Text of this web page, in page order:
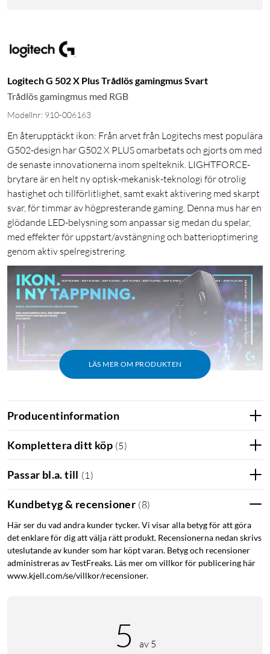
Logitech G 502 X Plus Trådlös gamingmus Svart
Trådlös gamingmus med RGB
Modellnr: 910-006163
En återupptäckt ikon: Från arvet från Logitechs mest populära
G502-design har G502 X PLUS omarbetats och gjorts om med
de senaste innovationerna inom spelteknik. LIGHTFORCE-
brytare är en helt ny optisk-mekanisk-teknologi för otrolig
hastighet och tillförlitlighet, samt exakt aktivering med skarpt
svar, för timmar av högpresterande gaming. Denna mus har en
glödande LED-belysning som anpassar sig medan du spelar,
med effekter för uppstart/avstängning och batterioptimering
genom aktiv spelregistrering.
LÄS MER OM PRODUKTEN
Logitech G502 X Plus
Producentinformation
Komplettera ditt köp (5)
Passar bl.a. till (1 )
Kundbetyg & recensioner (8)
Här ser du vad andra kunder tycker. Vi visar alla betyg för att göra
det enklare för dig att välja rätt produkt. Recensionerna nedan skrivs
uteslutande av kunder som har köpt varan. Betyg och recensioner
administreras av TestFreaks. Läs mer om villkor för publicering här
www.kjell.com/se/villkor/recensioner.
5 av 5